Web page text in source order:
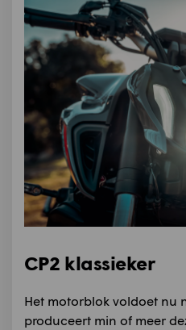
CP2 klassieker
Het motorblok voldoet nu
produceert min of meer